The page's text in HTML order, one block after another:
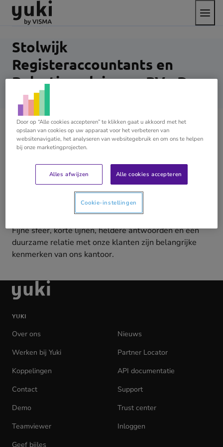
Direct
naar
content
Direct
naar
footer
Ga
naar
homepage
het
menu
Stolwijk
Registeraccountants en
Belastingadviseurs BV - De
Meern
Stolwijk
Registeraccountants en
Belastingadviseurs BV
We zijn een fullservice kantoor die goed kijken naar
welke behoefte de klant heeft en hoe wij daar zo
Fijne sfeer, korte lijnen, heldere antwoorden en een
duurzame relatie met onze klanten zijn belangrijke
kenmerken van ons kantoor.
Ga
naar
homepage
YUKI
Over ons
Nieuws
Werken bij Yuki
Partner Locator
Koppelingen
API documentatie
Contact
Support
Demo
Trust center
Teamviewer
Inloggen
Geef bijles
Door op “Alle cookies accepteren” te klikken gaat u akkoord met het
opslaan van cookies op uw apparaat voor het verbeteren van
websitenavigatie, het analyseren van websitegebruik en om ons te helpen
bij onze marketingprojecten.
Alles afwijzen Alle cookies accepteren
Cookie-instellingen